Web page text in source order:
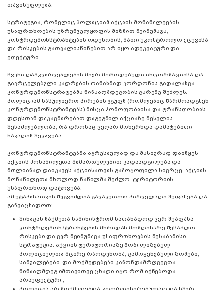
თავისუფლება.
სტრატეგია, რომელიც პოლიციამ აქციის მონაწილეების
უსაფრთხოების უზრუნველყოფის მიზნით შეიმუშავა,
კონტრდემონსტრანტების ოდენობის, მათი უკონტროლო ქცევისა
და რისკების გათვალისწინებით არ იყო ადეკვატური და
ეფექტური.
ჩვენი დამკვირვებლების მიერ მოწოდებული ინფორმაციისა და
გავრცელებული კადრების თანახმად კორდონის გადალახვა
კონტრდემონსტრატებმა წინააღმდეგობის გარეშე შეძლეს.
პოლიციამ სასულიერო პირების ჯგუფს (რომლებიც წარმოადგნენ
კონტრდემონსტრანტებს) მისცა ჰომოფობიისა და ტრანსფობიის
დღესთან დაკავშირებით დაგეგმილ აქციაზე შესვლის
შესაძლებლობა, რა დროსაც ვეღარ მოხერხდა დამატებითი
ნაკადის შეკავება.
კონტრდემონსტრანტებმა აგრესიულად და მასიურად დაიწყეს
აქციის მონაწილეთა მიმართულებით გადაადგილება და
მთლიანად დაიკავეს აქციისათვის გამოყოფილი სივრცე. აქციის
მონაწილეთა მხოლოდ ნაწილმა შეძლო ტერიტორიის
უსაფრთხოდ დატოვება.
ამ ეტაპისათვის შეგვიძლია გავაკეთოთ პირველადი შეფასება და
განვაცხადოთ:
შინაგან საქმეთა სამინისტრომ სათანადოდ ვერ შეაფასა
კონტრდემონსტრანტების მხრიდან მომდინარე შესაძლო
რისკები და ვერ შეიმუშავა უსაფრთხოების შესაბამისი
სტრატეგია. აქციის ტერიტორიაზე მობილიზებულ
პოლიციელთა მცირე რაოდენობა, გამოყენებული ზომები,
საშუალებები და მოქმედებები კანონდამრღვევთა
წინააღმდეგ იმთავითვე ცხადი იყო რომ იქნებოდა
არაეფექტური;
პოლიცია არ მოქმედებდა კოორდინირებულად და ხშირ